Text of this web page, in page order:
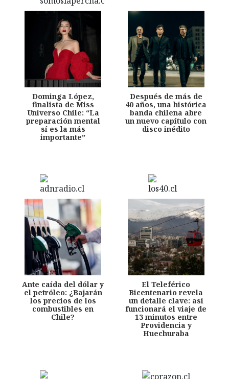
Dominga López,
finalista de Miss
Universo Chile: “La
preparación mental
sí es la más
importante”
Después de más de
40 años, una histórica
banda chilena abre
un nuevo capítulo con
disco inédito
Ante caída del dólar y
el petróleo: ¿Bajarán
los precios de los
combustibles en
Chile?
El Teleférico
Bicentenario revela
un detalle clave: así
funcionará el viaje de
13 minutos entre
Providencia y
Huechuraba